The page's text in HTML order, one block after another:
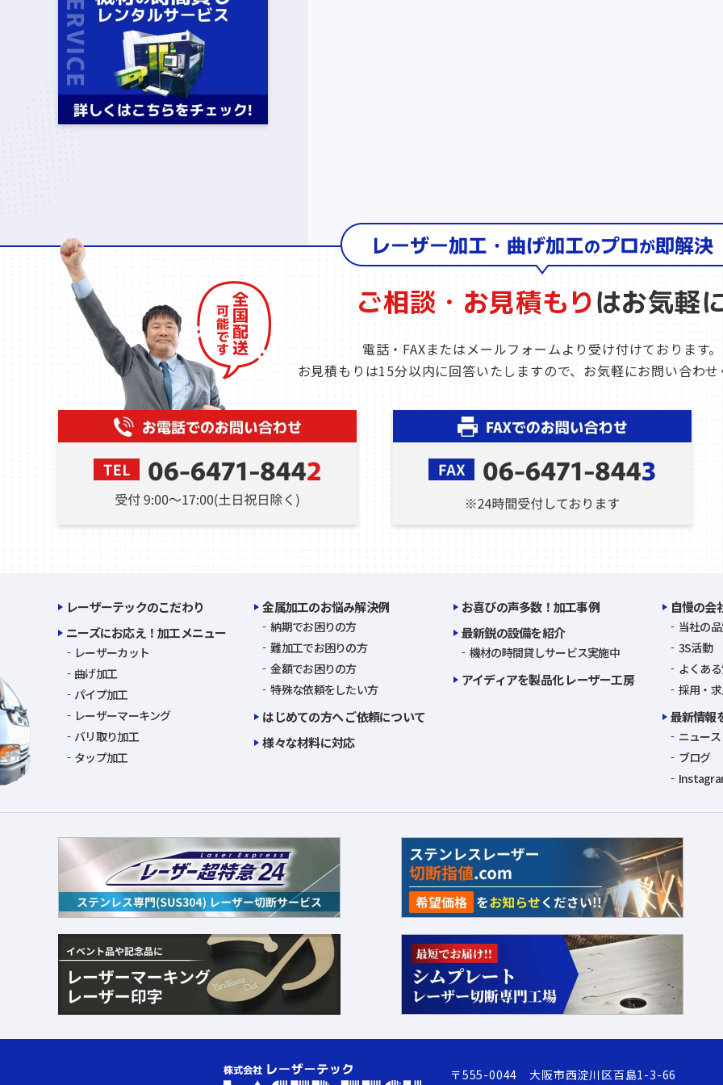
ご相談・お見積もりはお気軽
電話・FAXまたはメールフォームより受け付けております。
お見積もりは15分以内に回答いたしますので、お気軽にお問い合わ
レーザーテックのこだわり
ニーズにお応え！加工メニュー
レーザーカット
曲げ加工
パイプ加工
レーザーマーキング
バリ取り加工
タップ加工
金属加工のお悩み解決例
納期でお困りの方
難加工でお困りの方
金額でお困りの方
特殊な依頼をしたい方
はじめての方へ ご依頼について
様々な材料に対応
お喜びの声多数！加工事例
最新鋭の設備を紹介
機材の時間貸しサービス実施中
アイディアを製品化 レーザー工房
自慢の会
当社の
3S活動
よくあ
採用・
最新情報
ニュース
ブログ
〒555-0044
大阪市西淀川区百島1-3-66